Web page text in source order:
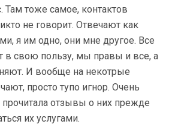
Там тоже самое, контактов
не говорит. Отвечают как
я им одно, они мне другое. Все
свою пользу, мы правы и все, а
И вообще на некотрые
просто тупо игнор. Очень
прочитала отзывы о них прежде
их услугами.